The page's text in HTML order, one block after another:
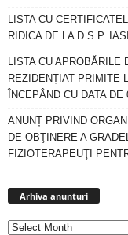
LISTA CU
RIDICA DE LA D.S.P. IASI
LISTA CU APROBĂRILE
REZIDENȚIAT PRIMITE
ÎNCEPÂND CU DATA DE
ANUNȚ PRIVIND
DE OBŢINERE A
FIZIOTERAPEUŢI
Arhiva anunturi